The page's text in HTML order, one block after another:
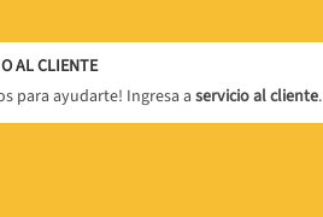
AL CLIENTE
para ayudarte! Ingresa a servicio al cliente.